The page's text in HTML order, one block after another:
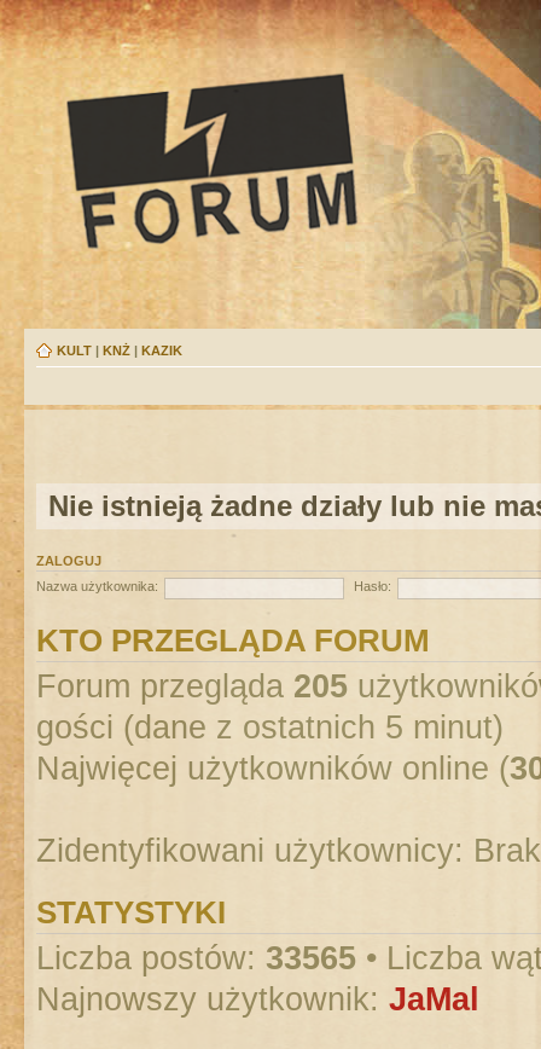
KULT | KNŻ | KAZIK
Nie istnieją żadne działy lub nie
ZALOGUJ
Nazwa użytkownika:
Hasło:
KTO PRZEGLĄDA FORUM
Forum przegląda 205
gości (dane z ostatnich 5 minut)
Najwięcej użytkowników online (
Zidentyfikowani użytkownicy:
STATYSTYKI
Liczba postów: 33565 • Liczba
Najnowszy użytkownik: JaMal